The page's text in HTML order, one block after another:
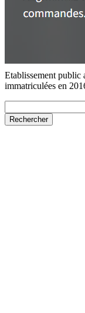
Etablissement public
immatriculées en